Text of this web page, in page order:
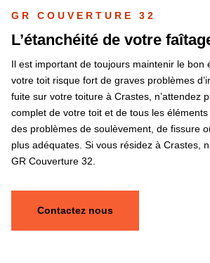
GR COUVERTURE 32
L’étanchéité de votre
Il est important de toujours maintenir le
votre toit risque fort de graves problèmes
fuite sur votre toiture à Crastes, n’attendez
complet de votre toit et de tous les
des problèmes de soulèvement, de fissure
plus adéquates. Si vous résidez à Crastes,
GR Couverture 32.
Contactez nous